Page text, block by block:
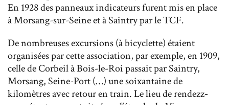
En 1928 des panneaux indicateurs furent mis en place
à Morsang-sur-Seine et à Saintry par le TCF.
De nombreuses excursions (à bicyclette) étaient
organisées par cette association, par exemple, en 1909,
celle de Corbeil à Bois-le-Roi passait par Saintry,
Morsang, Seine-Port (…) une soixantaine de
kilomètres avec retour en train. Le lieu de rendezz-